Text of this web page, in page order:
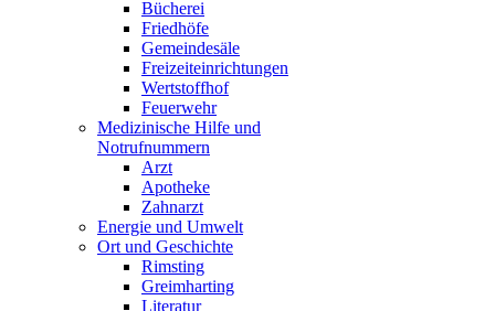
Bücherei
Friedhöfe
Gemeindesäle
Freizeiteinrichtungen
Wertstoffhof
Feuerwehr
Medizinische Hilfe und
Notrufnummern
Arzt
Apotheke
Zahnarzt
Energie und Umwelt
Ort und Geschichte
Rimsting
Greimharting
Literatur